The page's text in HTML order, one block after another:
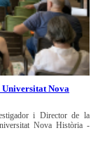
Universitat Nova
i Director de la
Nova Història -